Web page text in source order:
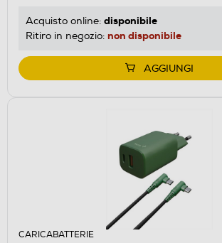
Acquisto online: disponibile
Ritiro in negozio: non disponibile
AGGIUNGI
CARICABATTERIE